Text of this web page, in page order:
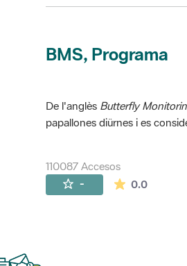
BMS, Programa
De l'anglès Butterfly
papallones diürnes i es
110087 Accesos
- 0.0La